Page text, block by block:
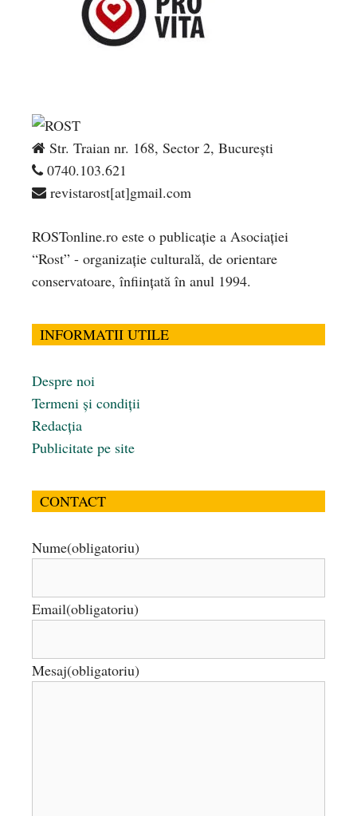
Str. Traian nr. 168, Sector 2, București
0740.103.621
revistarost[at]gmail.com
ROSTonline.ro este o publicaţie a Asociaţiei
“Rost” - organizaţie culturală, de orientare
conservatoare, înfiinţată în anul 1994.
INFORMATII UTILE
Despre noi
Termeni și condiții
Redacția
Publicitate pe site
CONTACT
Nume(obligatoriu)
Email(obligatoriu)
Mesaj(obligatoriu)